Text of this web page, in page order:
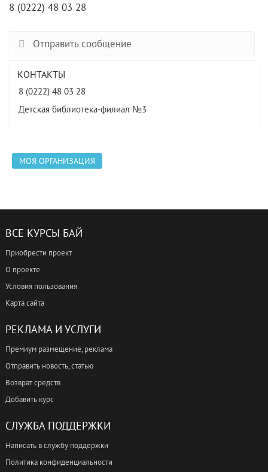
8 (0222) 48 03 28
Отправить сообщение
КОНТАКТЫ
8 (0222) 48 03 28
Детская библиотека-филиал №3
МОЯ ОРГАНИЗАЦИЯ
ВСЕ КУРСЫ БАЙ
Приобрести проект
О проекте
Условия пользования
Карта сайта
РЕКЛАМА И УСЛУГИ
Премиум размещение, реклама
Отправить новость, статью
Возврат средств
Добавить курс
СЛУЖБА ПОДДЕРЖКИ
Написать в службу поддержки
Политика конфиденциальности